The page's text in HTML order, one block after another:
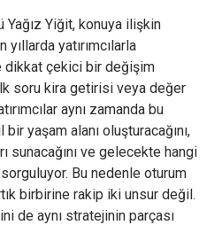
Yağız Yiğit, konuya ilişkin
yatırımcılarla
dikkat çekici bir değişim
soru kira getirisi veya değer
aynı zamanda bu
bir yaşam alanı oluşturacağını,
sunacağını ve gelecekte hangi
Bu nedenle oturum
birbirine rakip iki unsur değil.
de aynı stratejinin parçası